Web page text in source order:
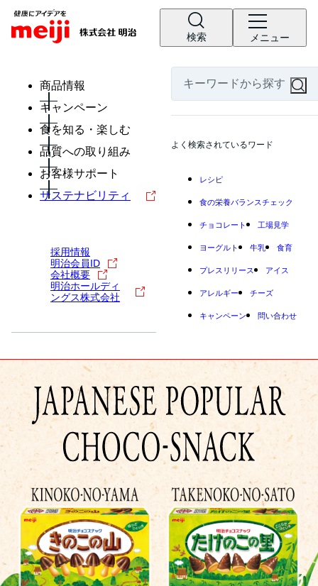
検索 メニュー
商品情報
キャンペーン
食を知る・楽しむ
品質への取り組み
お客様サポート
サステナビリティ
採用情報
明治会員ID
会社概要
明治ホールディ
ングス株式会社
よく検索されているワード
レシピ
食の栄養バランスチェック
チョコレート 工場見学
ヨーグルト 牛乳 食育
プレスリリース アイス
アレルギー チーズ
キャンペーン 問い合わせ